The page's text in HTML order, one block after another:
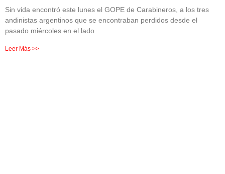
Sin vida encontró este lunes el GOPE de Carabineros, a los tres
andinistas argentinos que se encontraban perdidos desde el
pasado miércoles en el lado
Leer Más >>